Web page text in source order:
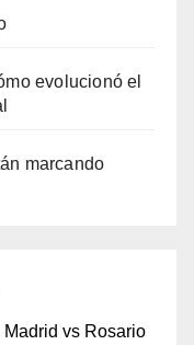
evolucionó el
marcando
vs Rosario